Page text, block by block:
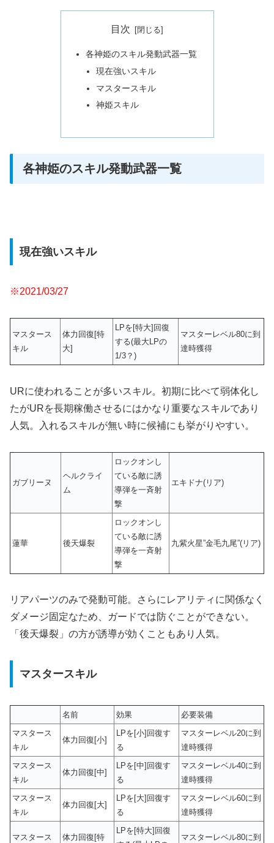
目次
各神姫のスキル発動武器一覧
現在強いスキル
マスタースキル
神姫スキル
各神姫のスキル発動武器一覧
現在強いスキル
※2021/03/27
マスタース
キル
体力回復[特
大]
LPを[特大]回復
する(最大LPの
1/3？)
マスターレベル80に到
達時獲得
URに使われることが多いスキル。初期に比べて弱体化し
たがURを長期稼働させるにはかなり重要なスキルであり
人気。入れるスキルが無い時に候補にも挙がりやすい。
ガブリーヌ
ヘルクライ
ム
ロックオンし
ている敵に誘
導弾を一斉射
撃
エキドナ(リア)
蓮華 後天爆裂
ロックオンし
ている敵に誘
導弾を一斉射
撃
九紫火星”金毛九尾”(リア)
リアパーツのみで発動可能。さらにレアリティに関係なく
ダメージ固定なため、ガードでは防ぐことができない。
「後天爆裂」の方が誘導が効くこともあり人気。
マスタースキル
名前 効果
必要装備
マスタース
キル
体力回復[小]
LPを[小]回復す
る
マスターレベル20に到
達時獲得
マスタース
キル
体力回復[中]
LPを[中]回復す
る
マスターレベル40に到
達時獲得
マスタース
キル
体力回復[大]
LPを[大]回復す
る
マスターレベル60に到
達時獲得
マスタース 体力回復[特
LPを[特大]回復
マスターレベル80に到